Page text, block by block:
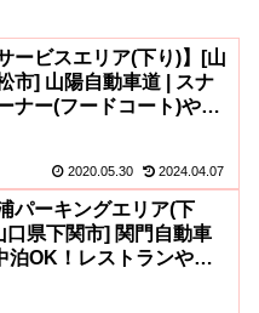
ービスエリア(下り)】[山
市] 山陽自動車道 | スナ
ナー(フードコート)やレ
2020.05.30 2024.04.07
パーキングエリア(下
口県下関市] 関門自動車
泊OK！レストランやホ